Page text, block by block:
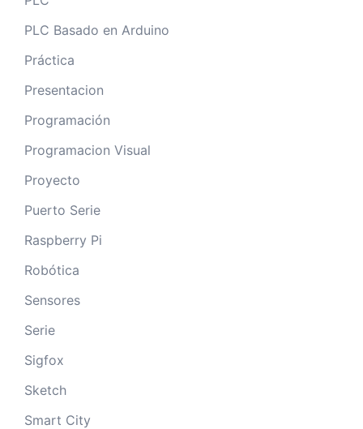
PLC Basado en Arduino
Práctica
Presentacion
Programación
Programacion Visual
Proyecto
Puerto Serie
Raspberry Pi
Robótica
Sensores
Serie
Sigfox
Sketch
Smart City